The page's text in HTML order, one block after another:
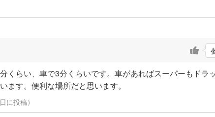
くらい、車で3分くらいです。車があればスーパーもドラ
す。便利な場所だと思います。
に投稿）